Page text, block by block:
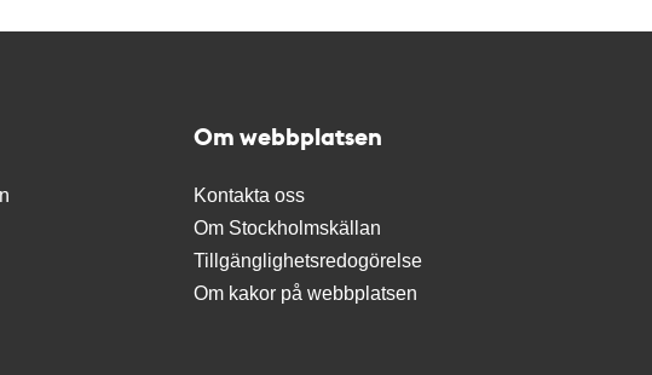
Om webbplatsen
Kontakta oss
Om Stockholmskällan
Tillgänglighetsredogörelse
Om kakor på webbplatsen